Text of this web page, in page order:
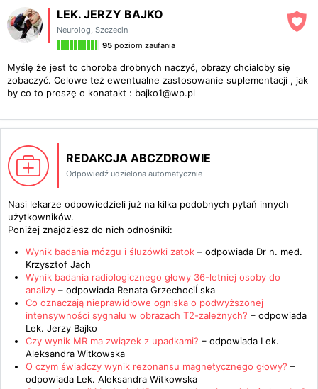
LEK. JERZY BAJKO
Neurolog, Szczecin
95 poziom zaufania
Myślę że jest to choroba drobnych naczyć, obrazy chcialoby się
zobaczyć. Celowe też ewentualne zastosowanie suplementacji , jak
by co to proszę o konatakt : bajko1@wp.pl
REDAKCJA ABCZDROWIE
Odpowiedź udzielona automatycznie
Nasi lekarze odpowiedzieli już na kilka podobnych pytań innych
użytkowników.
Poniżej znajdziesz do nich odnośniki:
Wynik badania mózgu i śluzówki zatok – odpowiada Dr n. med.
Krzysztof Jach
Wynik badania radiologicznego głowy 36-letniej osoby do
analizy – odpowiada Renata GrzechociĹska
Co oznaczają nieprawidłowe ogniska o podwyższonej
intensywności sygnału w obrazach T2-zależnych? – odpowiada
Lek. Jerzy Bajko
Czy wynik MR ma związek z upadkami? – odpowiada Lek.
Aleksandra Witkowska
O czym świadczy wynik rezonansu magnetycznego głowy? –
odpowiada Lek. Aleksandra Witkowska